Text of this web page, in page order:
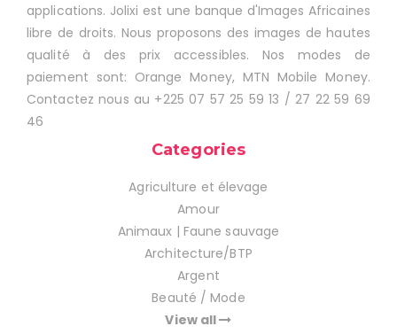
applications. Jolixi est une banque d'Images Africaines
libre de droits. Nous proposons des images de hautes
qualité à des prix accessibles. Nos modes de
paiement sont: Orange Money, MTN Mobile Money.
Contactez nous au +225 07 57 25 59 13 / 27 22 59 69
46
Categories
Agriculture et élevage
Amour
Animaux | Faune sauvage
Architecture/BTP
Argent
Beauté / Mode
View all